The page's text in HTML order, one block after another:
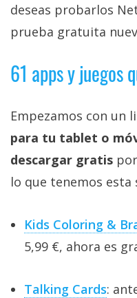
deseas probarlos
prueba gratuita
61 apps y juegos
Empezamos con un
para tu tablet o
descargar gratis
lo que tenemos esta
Kids Coloring &
5,99 €, ahora es
Talking Cards: